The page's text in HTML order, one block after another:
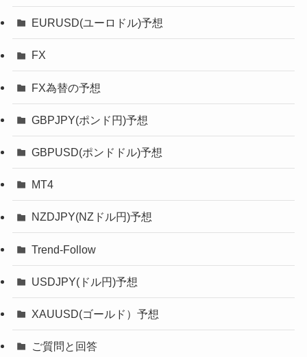
EURUSD(ユーロドル)予想
FX
FX為替の予想
GBPJPY(ポンド円)予想
GBPUSD(ポンドドル)予想
MT4
NZDJPY(NZドル円)予想
Trend-Follow
USDJPY(ドル円)予想
XAUUSD(ゴールド）予想
ご質問と回答